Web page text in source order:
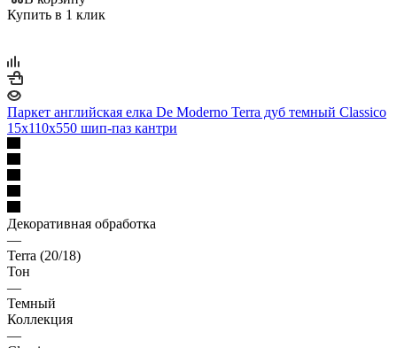
Купить в 1 клик
Паркет английская елка De Moderno Terra дуб темный Classico
15х110х550 шип-паз кантри
Декоративная обработка
—
Terra (20/18)
Тон
—
Темный
Коллекция
—